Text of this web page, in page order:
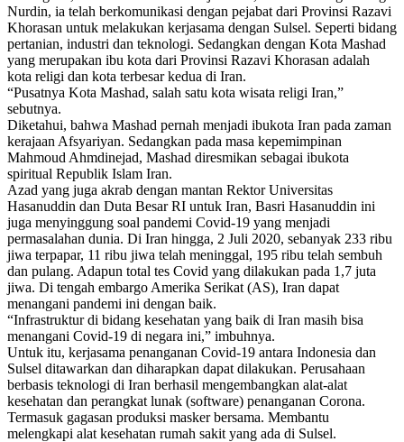
Nurdin, ia telah berkomunikasi dengan pejabat dari Provinsi Razavi
Khorasan untuk melakukan kerjasama dengan Sulsel. Seperti bidang
pertanian, industri dan teknologi. Sedangkan dengan Kota Mashad
yang merupakan ibu kota dari Provinsi Razavi Khorasan adalah
kota religi dan kota terbesar kedua di Iran.
“Pusatnya Kota Mashad, salah satu kota wisata religi Iran,”
sebutnya.
Diketahui, bahwa Mashad pernah menjadi ibukota Iran pada zaman
kerajaan Afsyariyan. Sedangkan pada masa kepemimpinan
Mahmoud Ahmdinejad, Mashad diresmikan sebagai ibukota
spiritual Republik Islam Iran.
Azad yang juga akrab dengan mantan Rektor Universitas
Hasanuddin dan Duta Besar RI untuk Iran, Basri Hasanuddin ini
juga menyinggung soal pandemi Covid-19 yang menjadi
permasalahan dunia. Di Iran hingga, 2 Juli 2020, sebanyak 233 ribu
jiwa terpapar, 11 ribu jiwa telah meninggal, 195 ribu telah sembuh
dan pulang. Adapun total tes Covid yang dilakukan pada 1,7 juta
jiwa. Di tengah embargo Amerika Serikat (AS), Iran dapat
menangani pandemi ini dengan baik.
“Infrastruktur di bidang kesehatan yang baik di Iran masih bisa
menangani Covid-19 di negara ini,” imbuhnya.
Untuk itu, kerjasama penanganan Covid-19 antara Indonesia dan
Sulsel ditawarkan dan diharapkan dapat dilakukan. Perusahaan
berbasis teknologi di Iran berhasil mengembangkan alat-alat
kesehatan dan perangkat lunak (software) penanganan Corona.
Termasuk gagasan produksi masker bersama. Membantu
melengkapi alat kesehatan rumah sakit yang ada di Sulsel.